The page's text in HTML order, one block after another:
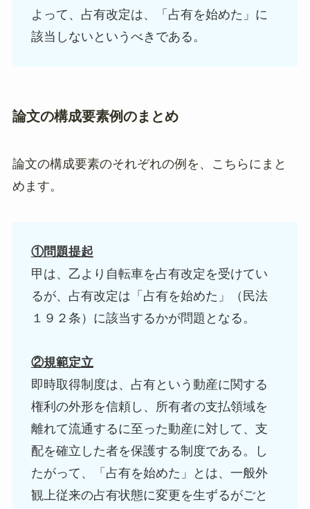
よって、占有改定は、「占有を始めた」に
該当しないというべきである。
論文の構成要素例のまとめ
論文の構成要素のそれぞれの例を、こちらにまと
めます。
①問題提起
甲は、乙より自転車を占有改定を受けてい
るが、占有改定は「占有を始めた」（民法
１９２条）に該当するかが問題となる。
②規範定立
即時取得制度は、占有という動産に関する
権利の外形を信頼し、所有者の支払領域を
離れて流通するに至った動産に対して、支
配を確立した者を保護する制度である。し
たがって、「占有を始めた」とは、一般外
観上従来の占有状態に変更を生ずるがごと